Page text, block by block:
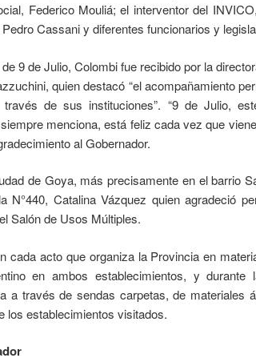
Federico Mouliá; el interventor del
Cassani y diferentes funcionarios y
9 de Julio, Colombi fue recibido por la
quien destacó “el acompañamiento
través de sus instituciones”. “9 de Julio,
menciona, está feliz cada vez que
al Gobernador.
de Goya, más precisamente en el barrio
N°440, Catalina Vázquez quien agradeció
Salón de Usos Múltiples.
cada acto que organiza la Provincia en
en ambos establecimientos, y
a través de sendas carpetas, de materiales
los establecimientos visitados.